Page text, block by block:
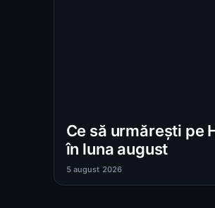
Ce să urmărești pe
în luna august
5 august 2026